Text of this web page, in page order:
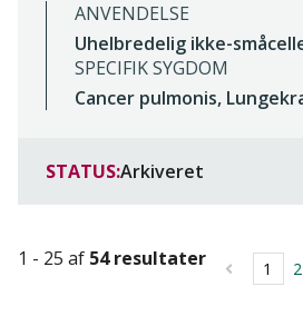
ANVENDELSE
Uhelbredelig ikke-
SPECIFIK SYGDOM
Cancer pulmonis,
STATUS:Arkiveret
1 - 25 af 54 resultater 1 2